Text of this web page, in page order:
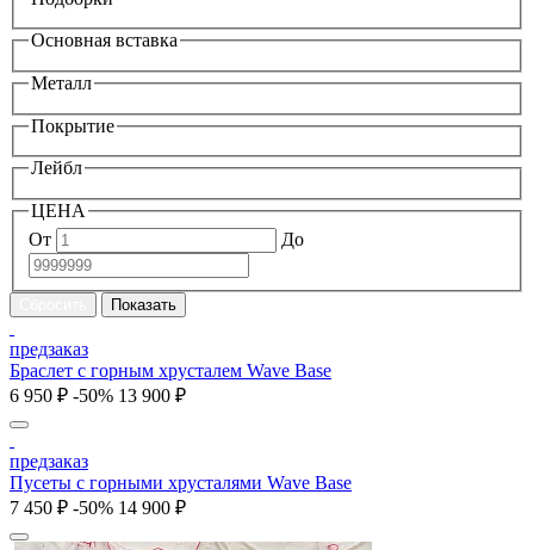
Основная вставка
Металл
Покрытие
Лейбл
ЦЕНА
От
До
предзаказ
Браслет с горным хрусталем Wave Base
6 950 ₽ -50% 13 900 ₽
предзаказ
Пусеты с горными хрусталями Wave Base
7 450 ₽ -50% 14 900 ₽